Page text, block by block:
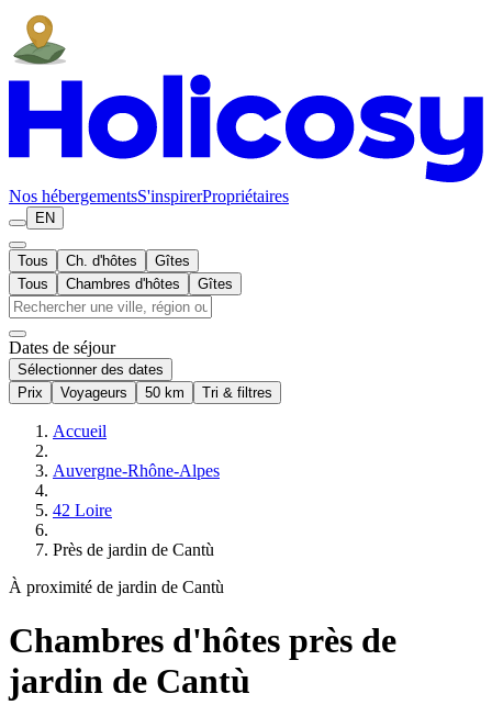
Nos hébergementsS'inspirerPropriétaires
EN
Tous Ch. d'hôtes
Gîtes
Tous
Chambres d'hôtes Gîtes
Dates de séjour
Sélectionner des dates
Prix
Voyageurs 50 km Tri & filtres
Accueil
Auvergne-Rhône-Alpes
42 Loire
Près de jardin de Cantù
À proximité de jardin de Cantù
Chambres d'hôtes près de
jardin de Cantù